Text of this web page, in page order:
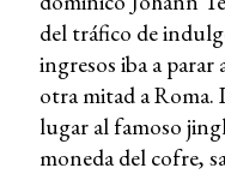
del tráfico de
ingresos iba a
otra mitad a Roma.
lugar al famoso
moneda del cofre,